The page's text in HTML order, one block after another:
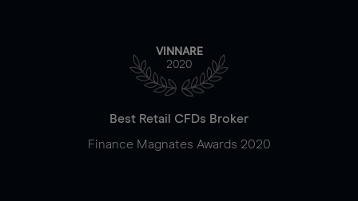
VINNARE
2020
Best Retail CFDs Broker
Finance Magnates Awards 2020